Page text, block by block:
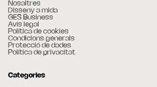
Nosaltres
Disseny a mida
GES Business
Avís legal
Política de cookies
Condicions generals
Protecció de dades
Política de privacitat
Categories